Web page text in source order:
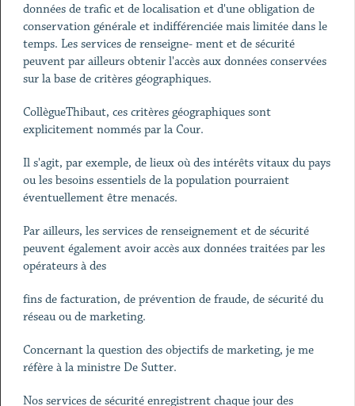
données de trafic et de localisation et d'une obligation de
conservation générale et indifférenciée mais limitée dans le
temps. Les services de renseigne- ment et de sécurité
peuvent par ailleurs obtenir l'accès aux données conservées
sur la base de critères géographiques.
CollègueThibaut, ces critères géographiques sont
explicitement nommés par la Cour.
Il s'agit, par exemple, de lieux où des intérêts vitaux du pays
ou les besoins essentiels de la population pourraient
éventuellement être menacés.
Par ailleurs, les services de renseignement et de sécurité
peuvent également avoir accès aux données traitées par les
opérateurs à des
fins de facturation, de prévention de fraude, de sécurité du
réseau ou de marketing.
Concernant la question des objectifs de marketing, je me
réfère à la ministre De Sutter.
Nos services de sécurité enregistrent chaque jour des